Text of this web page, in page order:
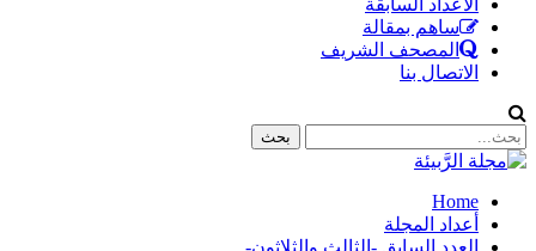
الأعداد السابقة
ساهم بمقالة
المصحف الشريف
الاتصال بنا
Home
أعداد المجلة
العدد السابق -الثالث والثلاثون-